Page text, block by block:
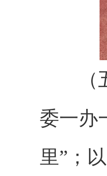
（五
委一办
里”；